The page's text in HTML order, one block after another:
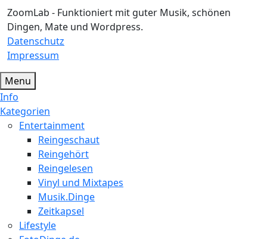
ZoomLab - Funktioniert mit guter Musik, schönen
Dingen, Mate und Wordpress.
Datenschutz
Impressum
Menu
Info
Kategorien
Entertainment
Reingeschaut
Reingehört
Reingelesen
Vinyl und Mixtapes
Musik.Dinge
Zeitkapsel
Lifestyle